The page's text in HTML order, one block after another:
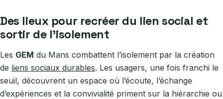
Des lieux pour recréer du lien social et
sortir de l’isolement
Les GEM du Mans combattent l’isolement par la création
de liens sociaux durables. Les usagers, une fois franchi le
seuil, découvrent un espace où l’écoute, l’échange
d’expériences et la convivialité priment sur la hiérarchie ou